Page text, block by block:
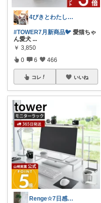
4びきとわたし🐾ミコママ👩感謝感激✨
#TOWER7月新商品🐦️ 愛猫ちゃ
ん愛犬 ...
￥ 3,850
0 6 466
コレ いいね
Renge☆7日感謝♡ゆっくりです